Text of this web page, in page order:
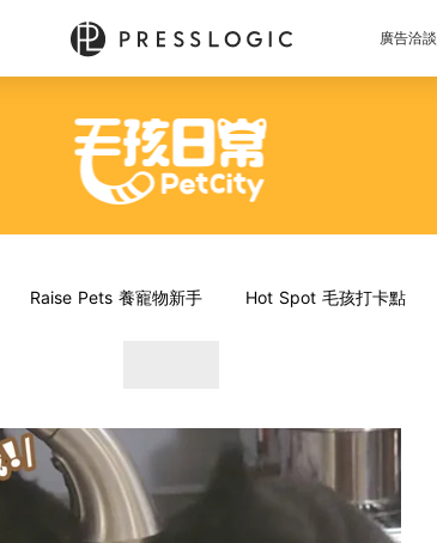
廣告洽談
Raise Pets 養寵物新手 Hot Spot 毛孩打卡點